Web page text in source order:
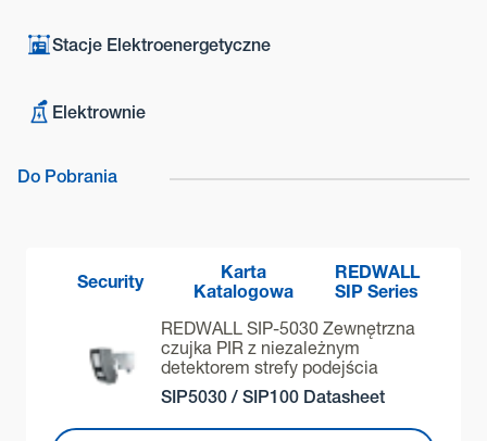
Stacje Elektroenergetyczne
Elektrownie
Do Pobrania
REDWALL SIP-5030 Zewnętrzna
czujka PIR z niezależnym
detektorem strefy podejścia
SIP5030 / SIP100 Datasheet
Security
Karta
Katalogowa
REDWALL
SIP Series